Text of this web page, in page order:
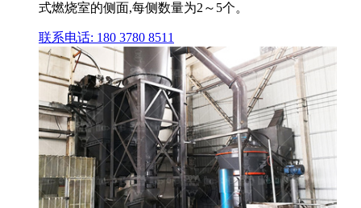
式燃烧室的侧面,每侧数量为2～5个。
联系电话: 180 3780 8511